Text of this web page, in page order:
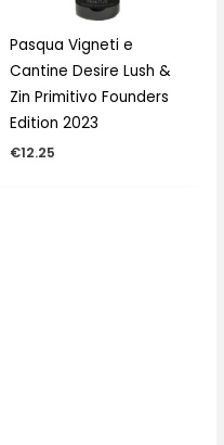
Pasqua Vigneti e
Cantine Desire Lush &
Zin Primitivo Founders
Edition 2023
€12.25